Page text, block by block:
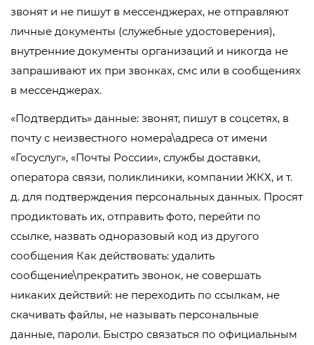
звонят и не пишут в мессенджерах, не отправляют
личные документы (служебные удостоверения),
внутренние документы организаций и никогда не
запрашивают их при звонках, смс или в сообщениях
в мессенджерах.
«Подтвердить» данные: звонят, пишут в соцсетях, в
почту с неизвестного номера\адреса от имени
«Госуслуг», «Почты России», службы доставки,
оператора связи, поликлиники, компании ЖКХ, и т.
д. для подтверждения персональных данных. Просят
продиктовать их, отправить фото, перейти по
ссылке, назвать одноразовый код из другого
сообщения Как действовать: удалить
сообщение\прекратить звонок, не совершать
никаких действий: не переходить по ссылкам, не
скачивать файлы, не называть персональные
данные, пароли. Быстро связаться по официальным